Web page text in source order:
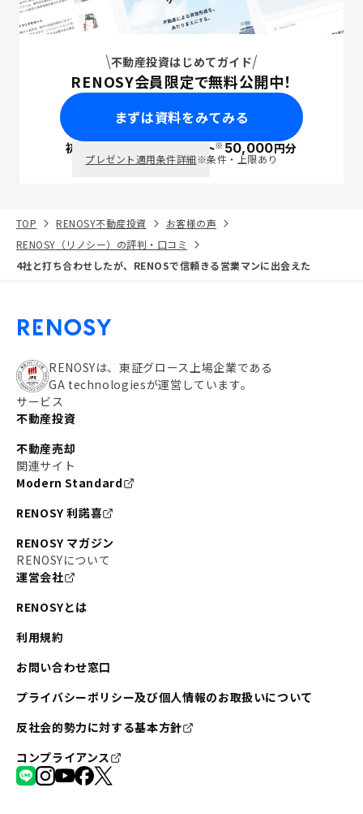
不動産投資はじめてガイド
RENOSY会員限定で無料公開中！
まずは資料をみてみる
初回面談で ポイント※50,000円分
プレゼント適用条件詳細※条件・上限あり
TOP RENOSY不動産投資
お客様の声
RENOSY（リノシー）の評判・口コミ
4社と打ち合わせしたが、RENOSで信頼きる営業マンに出会えた
RENOSYは、東証グロース上場企業である
GA technologiesが運営しています。
サービス
不動産投資
不動産売却
関連サイト
Modern Standard
RENOSY 利諾喜
RENOSY マガジン
RENOSYについて
運営会社
RENOSYとは
利用規約
お問い合わせ窓口
プライバシーポリシー及び個人情報のお取扱いについて
反社会的勢力に対する基本方針
コンプライアンス